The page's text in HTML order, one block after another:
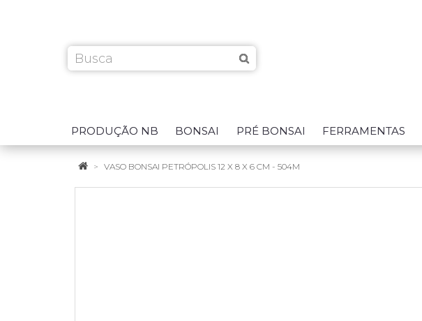
PRODUÇÃO NB BONSAI PRÉ BONSAI FERRAMENTAS
VASO BONSAI PETRÓPOLIS 12 X 8 X 6 CM - 504M